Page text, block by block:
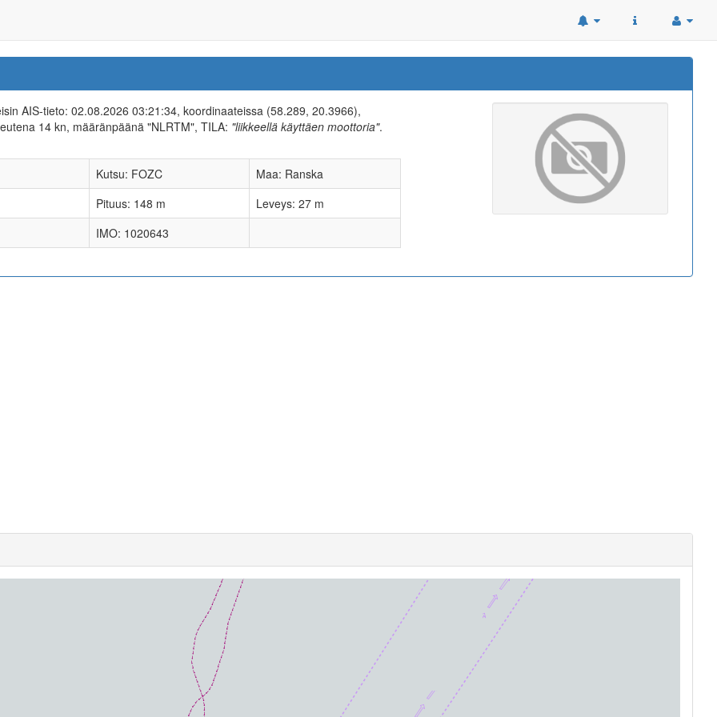
AIS-tieto: 02.08.2026 03:21:34, koordinaateissa (58.289, 20.3966),
14 kn, määränpäänä "NLRTM", TILA: "liikkeellä käyttäen moottoria".
Kutsu: FOZC
Maa: Ranska
Pituus: 148 m
Leveys: 27 m
IMO: 1020643